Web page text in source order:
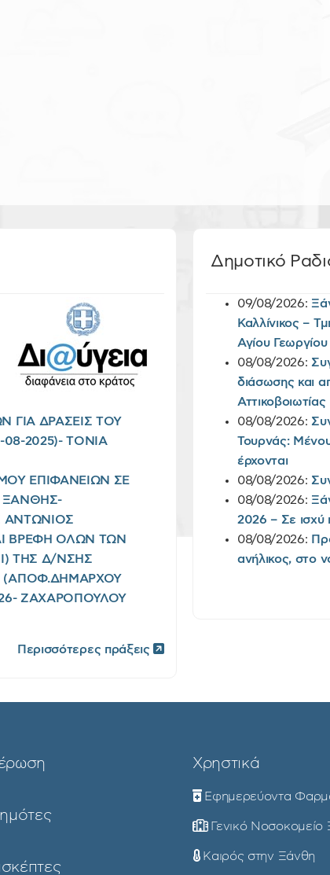
ΓΙΑ ΔΡΑΣΕΙΣ ΤΟΥ
2025)- TONIA
ΕΠΙΦΑΝΕΙΩΝ ΣΕ
ΞΑΝΘΗΣ-
ΑΝΤΩΝΙΟΣ
ΒΡΕΦΗ ΟΛΩΝ ΤΩΝ
ΤΗΣ Δ/ΝΣΗΣ
(ΑΠΟΦ.ΔΗΜΑΡΧΟΥ
ΖΑΧΑΡΟΠΟΥΛΟΥ
Περισσότερες πράξεις
Δημοτικό
09/08/2026:
Καλλίνικος –
Αγίου Γεωργίου
08/08/2026:
διάσωσης και
Αττικοβοιωτίας
08/08/2026:
Τουρνάς:
έρχονται
08/08/2026:
08/08/2026:
2026 – Σε ισχύ
08/08/2026:
ανήλικος, στο
Χρηστικά
Εφημερεύοντα
Γενικό Νοσοκομείο
Καιρός στην Ξάνθη